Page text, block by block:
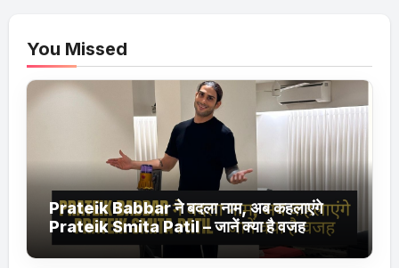
You Missed
Prateik Babbar ने बदला नाम, अब कहलाएंगे
Prateik Smita Patil – जानें क्या है वजह